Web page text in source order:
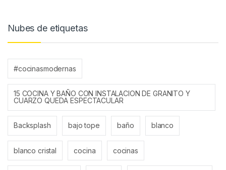
Nubes de etiquetas
#cocinasmodernas
15 COCINA Y BAÑO CON INSTALACION DE GRANITO Y
CUARZO QUEDA ESPECTACULAR
Backsplash bajo tope baño blanco
blanco cristal cocina cocinas